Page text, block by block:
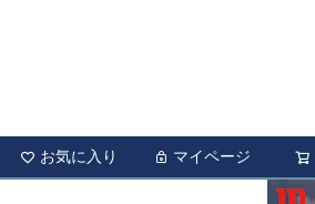
お気に入り マイページ